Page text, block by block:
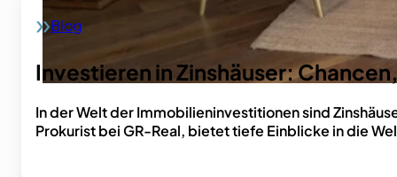
Home
Blog
Investieren in Zinshäuser:
In der Welt der Immobilieninvestitionen sind
Prokurist bei GR-Real, bietet tiefe Einblicke in die